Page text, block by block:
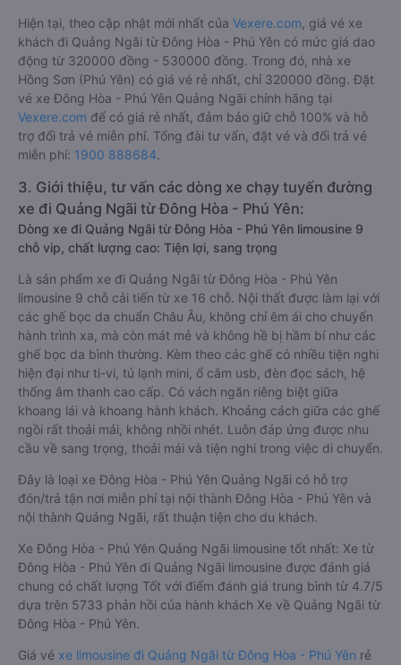
Hiện tại, theo cập nhật mới nhất của Vexere.com , giá vé xe
khách đi Quảng Ngãi từ Đông Hòa - Phú Yên có mức giá dao
động từ 320000 đồng - 530000 đồng. Trong đó, nhà xe
Hồng Sơn (Phú Yên) có giá vé rẻ nhất, chỉ 320000 đồng. Đặt
vé xe Đông Hòa - Phú Yên Quảng Ngãi chính hãng tại
Vexere.com để có giá rẻ nhất, đảm bảo giữ chỗ 100% và hỗ
trợ đổi trả vé miễn phí. Tổng đài tư vấn, đặt vé và đổi trả vé
miễn phí: 1900 888684.
3. Giới thiệu, tư vấn các dòng xe chạy tuyến đường
xe đi Quảng Ngãi từ Đông Hòa - Phú Yên:
Dòng xe đi Quảng Ngãi từ Đông Hòa - Phú Yên limousine 9
chỗ vip, chất lượng cao: Tiện lợi, sang trọng
Là sản phẩm xe đi Quảng Ngãi từ Đông Hòa - Phú Yên
limousine 9 chỗ cải tiến từ xe 16 chỗ. Nội thất được làm lại với
các ghế bọc da chuẩn Châu Âu, không chỉ êm ái cho chuyến
hành trình xa, mà còn mát mẻ và không hề bị hầm bí như các
ghế bọc da bình thường. Kèm theo các ghế có nhiều tiện nghi
hiện đại như ti-vi, tủ lạnh mini, ổ cắm usb, đèn đọc sách, hệ
thống âm thanh cao cấp. Có vách ngăn riêng biệt giữa
khoang lái và khoang hành khách. Khoảng cách giữa các ghế
ngồi rất thoải mái, không nhồi nhét. Luôn đáp ứng được nhu
cầu về sang trọng, thoải mái và tiện nghi trong việc di chuyển.
Đây là loại xe Đông Hòa - Phú Yên Quảng Ngãi có hỗ trợ
đón/trả tận nơi miễn phí tại nội thành Đông Hòa - Phú Yên và
nội thành Quảng Ngãi, rất thuận tiện cho du khách.
Xe Đông Hòa - Phú Yên Quảng Ngãi limousine tốt nhất: Xe từ
Đông Hòa - Phú Yên đi Quảng Ngãi limousine được đánh giá
chung có chất lượng Tốt với điểm đánh giá trung bình từ 4.7/5
dựa trên 5733 phản hồi của hành khách Xe về Quảng Ngãi từ
Đông Hòa - Phú Yên.
Giá vé xe limousine đi Quảng Ngãi từ Đông Hòa - Phú Yên rẻ